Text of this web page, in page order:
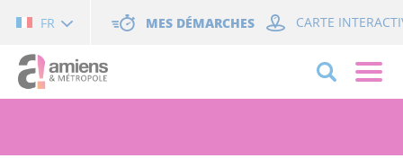
FR MES DÉMARCHES CARTE